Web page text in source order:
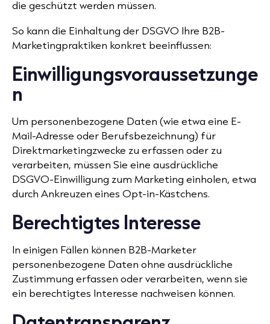
die geschützt werden müssen.
So kann die Einhaltung der DSGVO Ihre B2B-
Marketingpraktiken konkret beeinflussen:
Einwilligungsvoraussetzunge
n
Um personenbezogene Daten (wie etwa eine E-
Mail-Adresse oder Berufsbezeichnung) für
Direktmarketingzwecke zu erfassen oder zu
verarbeiten, müssen Sie eine ausdrückliche
DSGVO-Einwilligung zum Marketing einholen, etwa
durch Ankreuzen eines Opt-in-Kästchens.
Berechtigtes Interesse
In einigen Fällen können B2B-Marketer
personenbezogene Daten ohne ausdrückliche
Zustimmung erfassen oder verarbeiten, wenn sie
ein berechtigtes Interesse nachweisen können.